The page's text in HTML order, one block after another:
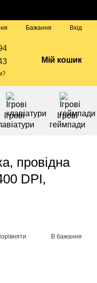
Бажання Вхід
Мій кошик
Ігрові
Ігрові
геймпади
провідна
DPI,
В бажання